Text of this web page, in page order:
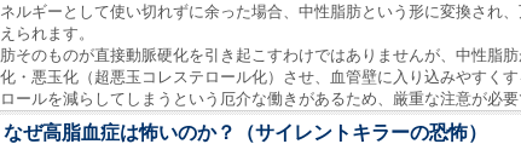
ルギーとして使い切れずに余った場合、中性脂肪という形に変換され
られます。
そのものが直接動脈硬化を引き起こすわけではありませんが、中性脂
・悪玉化（超悪玉コレステロール化）させ、血管壁に入り込みやすく
ールを減らしてしまうという厄介な働きがあるため、厳重な注意が必要
なぜ高脂血症は怖いのか？（サイレントキラーの恐怖）